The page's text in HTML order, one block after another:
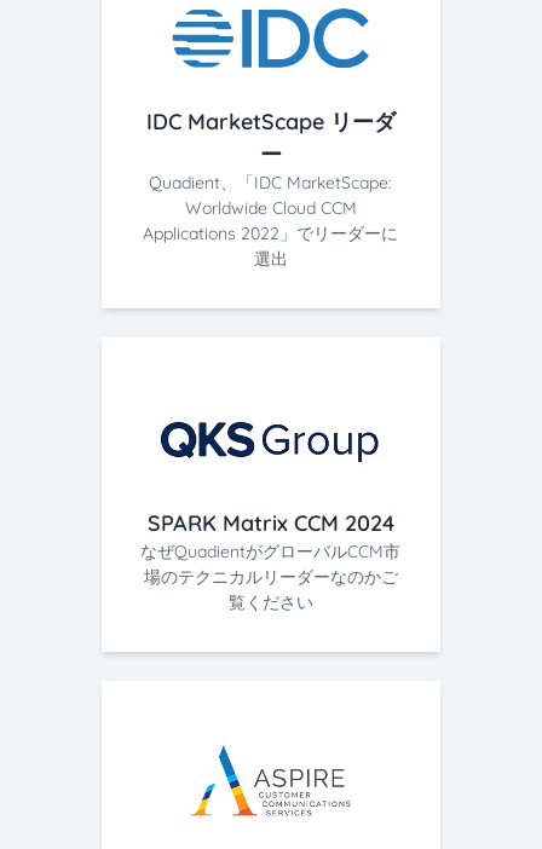
IDC MarketScape リーダ
ー
Quadient、「IDC MarketScape:
Worldwide Cloud CCM
Applications 2022」でリーダーに
選出
SPARK Matrix CCM 2024
なぜQuadientがグローバルCCM市
場のテクニカルリーダーなのかご
覧ください